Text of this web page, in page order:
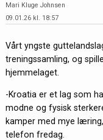
Mari Kluge Johnsen
09.01.26 kl. 18:57
Vårt yngste
treningssamling, og
hjemmelaget.
-Kroatia er et lag som
modne og fysisk
kamper med mye
telefon fredag.